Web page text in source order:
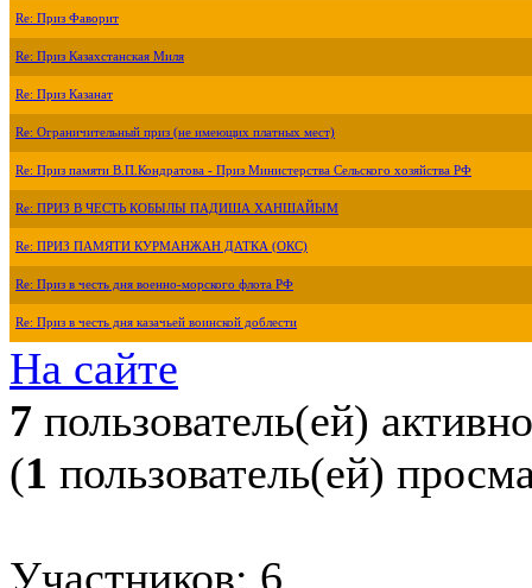
Re: Приз Фаворит
Re: Приз Казахстанская Миля
Re: Приз Казанат
Re: Ограничительный приз (не имеющих платных мест)
Re: Приз памяти В.П.Кондратова - Приз Министерства Сельского хозяйства РФ
Re: ПРИЗ В ЧЕСТЬ КОБЫЛЫ ПАДИША ХАНШАЙЫМ
Re: ПРИЗ ПАМЯТИ КУРМАНЖАН ДАТКА (ОКС)
Re: Приз в честь дня военно-морского флота РФ
Re: Приз в честь дня казачьей воинской доблести
На сайте
7 пользователь(ей) активно
(1 пользователь(ей)
Участников: 6